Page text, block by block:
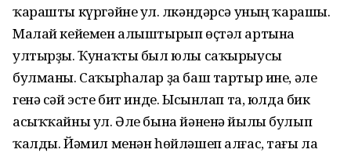
ҡарашты күргәйне ул. Өлкәндәрсә уның ҡарашы.
Малай кейемен алыштырып өҫтәл артына
ултырҙы. Ҡунаҡты был юлы саҡырыусы
булманы. Саҡырһалар ҙа баш тартыр ине, әле
генә сәй эсте бит инде. Ысынлап та, юлда бик
асыҡҡайны ул. Әле бына йәненә йылы булып
ҡалды. Йәмил менән һөйләшеп алғас, тағы ла